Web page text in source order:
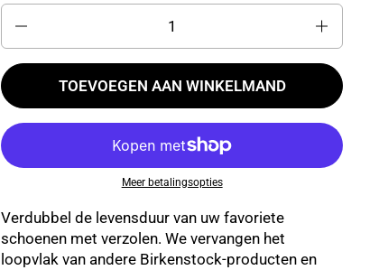
TOEVOEGEN AAN WINKELMAND
Meer betalingsopties
Verdubbel de levensduur van uw favoriete
schoenen met verzolen. We vervangen het
loopvlak van andere Birkenstock-producten en